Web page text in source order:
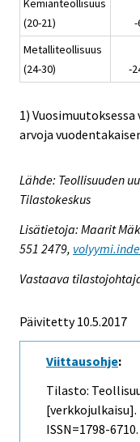
Kemianteollisuus
(20-21)
-
Metalliteollisuus
(24-30)
-
1)
arvoja
Lähde: Teollisuuden
Tilastokeskus
Lisätietoja: Maarit
551 2479,
Vastaava
Päivitetty 10.5.2017
Viittausohje:
Tilasto:
[verkkojulkaisu].
ISSN=1798-6710.